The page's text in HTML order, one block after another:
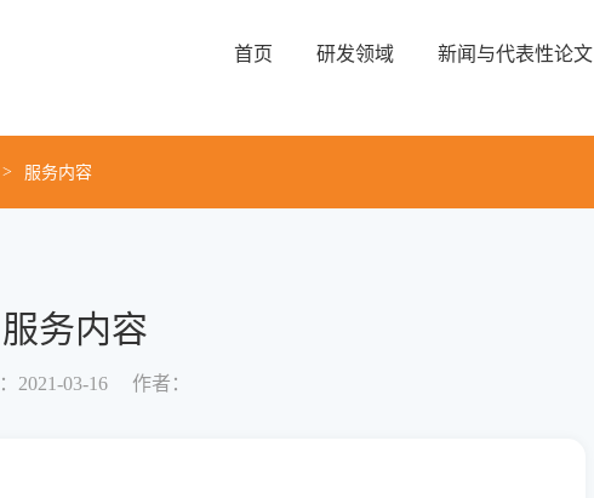
首页 研发领域 新闻与代表性论文
服务内容
服务内容
2021-03-16 作者：